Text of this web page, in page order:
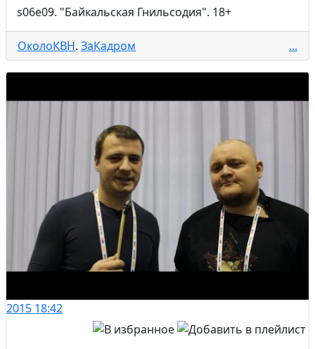
s06e09. "Байкальская Гнильсодия". 18+
ОколоКВН. ЗаКадром ...
2015 18:42